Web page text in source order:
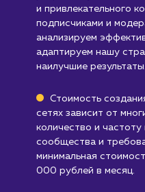
Узнать
создание
групп в